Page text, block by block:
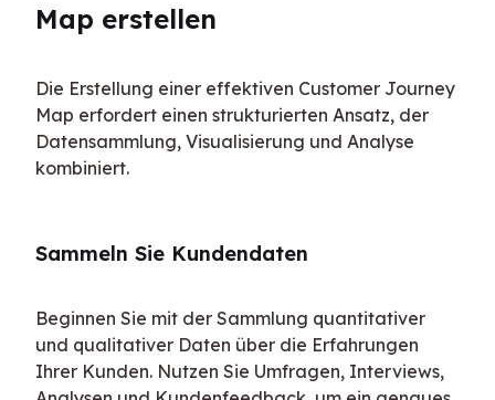
Map erstellen
Die Erstellung einer effektiven Customer Journey
Map erfordert einen strukturierten Ansatz, der
Datensammlung, Visualisierung und Analyse
kombiniert.
Sammeln Sie Kundendaten
Beginnen Sie mit der Sammlung quantitativer
und qualitativer Daten über die Erfahrungen
Ihrer Kunden. Nutzen Sie Umfragen, Interviews,